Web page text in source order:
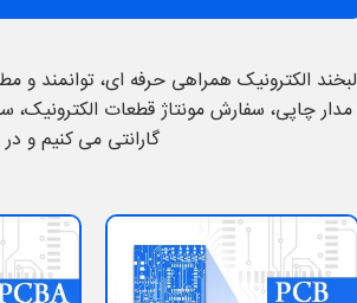
لبخند الکترونیک همراهی حرفه ای، توانمند
گارانتی می کنیم و